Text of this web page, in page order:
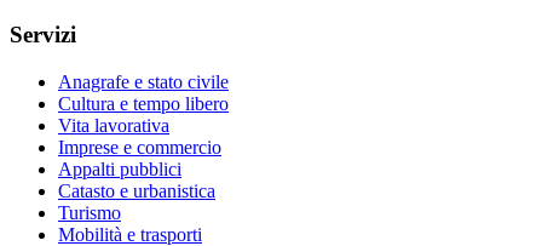
Servizi
Anagrafe e stato civile
Cultura e tempo libero
Vita lavorativa
Imprese e commercio
Appalti pubblici
Catasto e urbanistica
Turismo
Mobilità e trasporti